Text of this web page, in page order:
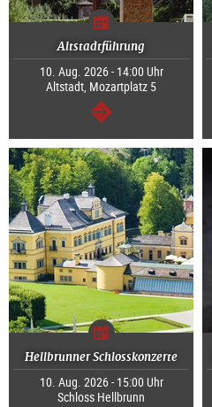
Altstadtführung
10. Aug. 2026 - 14:00 Uhr
Altstadt, Mozartplatz 5
weiter
Hellbrunner Schlosskonzerte
10. Aug. 2026 - 15:00 Uhr
Schloss Hellbrunn